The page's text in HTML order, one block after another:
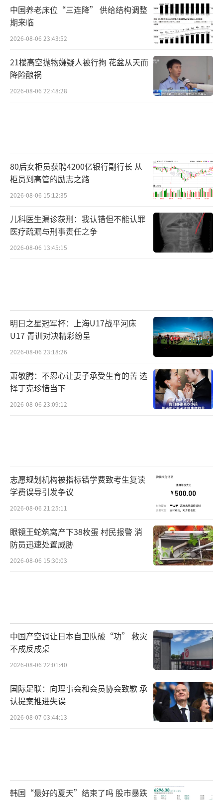
中国养老床位“三连降” 供给结构调整
期来临
2026-08-06 23:43:52
21楼高空抛物嫌疑人被行拘 花盆从天而
降险酿祸
2026-08-06 22:48:28
80后女柜员获聘4200亿银行副行长 从
柜员到高管的励志之路
2026-08-06 15:12:35
儿科医生漏诊获刑：我认错但不能认罪
医疗疏漏与刑事责任之争
2026-08-06 13:45:15
明日之星冠军杯：上海U17战平河床
U17 青训对决精彩纷呈
2026-08-06 23:18:26
萧敬腾：不忍心让妻子承受生育的苦 选
择丁克珍惜当下
2026-08-06 23:09:12
志愿规划机构被指标错学费致考生复读
学费误导引发争议
2026-08-06 21:25:11
眼镜王蛇筑窝产下38枚蛋 村民报警 消
防员迅速处置威胁
2026-08-06 15:30:03
中国产空调让日本自卫队破“功” 救灾
不成反成桌
2026-08-06 22:01:40
国际足联：向理事会和会员协会致歉 承
认提案推进失误
2026-08-07 03:44:13
韩国“最好的夏天”结束了吗 股市暴跌